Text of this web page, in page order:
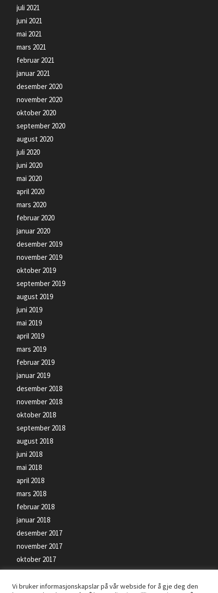
juli 2021
juni 2021
mai 2021
mars 2021
februar 2021
januar 2021
desember 2020
november 2020
oktober 2020
september 2020
august 2020
juli 2020
juni 2020
mai 2020
april 2020
mars 2020
februar 2020
januar 2020
desember 2019
november 2019
oktober 2019
september 2019
august 2019
juni 2019
mai 2019
april 2019
mars 2019
februar 2019
januar 2019
desember 2018
november 2018
oktober 2018
september 2018
august 2018
juni 2018
mai 2018
april 2018
mars 2018
februar 2018
januar 2018
desember 2017
november 2017
oktober 2017
september 2017
Vi bruker informasjonskapslar på vår webside for å gje deg den